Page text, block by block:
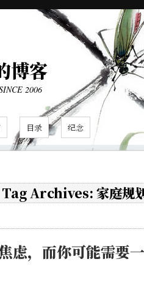
博客
2006
目录 纪念
Tag Archives: 家庭规
虑，而你可能需要